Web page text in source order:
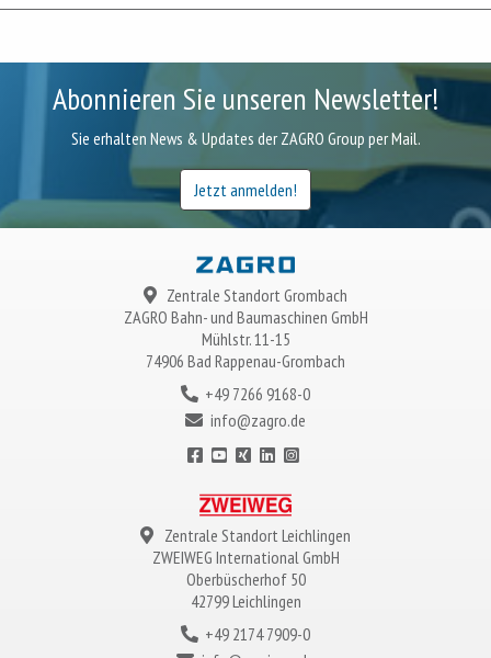
Abonnieren Sie unseren Newsletter!
Sie erhalten News & Updates der ZAGRO Group per Mail.
Jetzt anmelden!
Zentrale Standort Grombach
ZAGRO Bahn- und Baumaschinen GmbH
Mühlstr. 11-15
74906 Bad Rappenau-Grombach
+49 7266 9168-0
info@zagro.de
Zentrale Standort Leichlingen
ZWEIWEG International GmbH
Oberbüscherhof 50
42799 Leichlingen
+49 2174 7909-0